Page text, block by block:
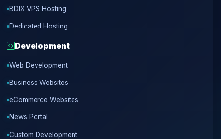
BDIX VPS Hosting
Dedicated Hosting
Development
Web Development
Business Websites
eCommerce Websites
News Portal
Custom Development